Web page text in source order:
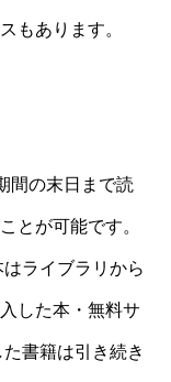
もあります。
間の末日まで読
とが可能です。
ライブラリから
した本・無料サ
書籍は引き続き